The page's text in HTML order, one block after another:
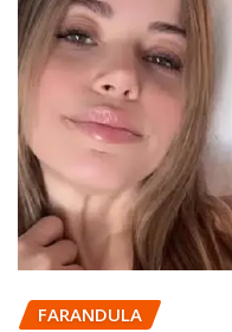
FARANDULA